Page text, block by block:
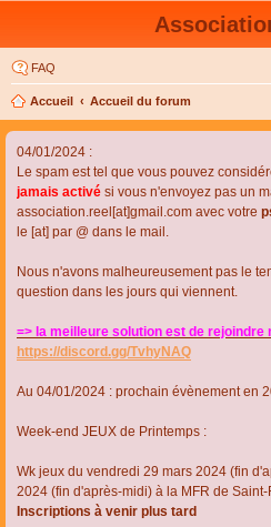
FAQ
Accueil Accueil du forum
04/01/2024 :
Le spam est tel que vous pouvez
jamais activé si vous n'envoyez pas un
association.reel[at]gmail.com avec votre
le [at] par @ dans le mail.
Nous n'avons malheureusement pas le
question dans les jours qui viennent.
=> la meilleure solution est de rejoindre
https://discord.gg/TvhyNAQ
Au 04/01/2024 : prochain évènement en
Week-end JEUX de Printemps :
Wk jeux du vendredi 29 mars 2024 (fin
2024 (fin d'après-midi) à la MFR de
Inscriptions à venir plus tard